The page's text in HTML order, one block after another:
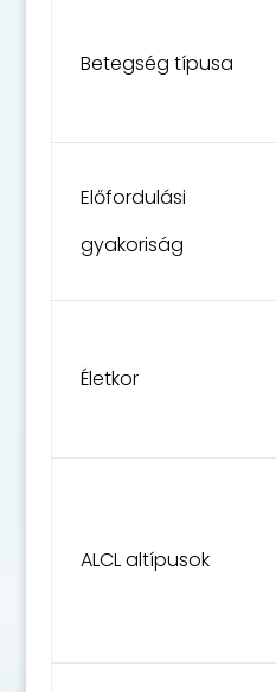
Betegség típusa
Előfordulási
gyakoriság
Életkor
ALCL altípusok